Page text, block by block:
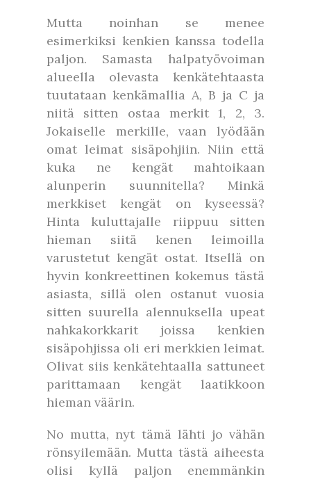
Mutta noinhan se menee
esimerkiksi kenkien kanssa todella
paljon. Samasta halpatyövoiman
alueella olevasta kenkätehtaasta
tuutataan kenkämallia A, B ja C ja
niitä sitten ostaa merkit 1, 2, 3.
Jokaiselle merkille, vaan lyödään
omat leimat sisäpohjiin. Niin että
kuka ne kengät mahtoikaan
alunperin suunnitella? Minkä
merkkiset kengät on kyseessä?
Hinta kuluttajalle riippuu sitten
hieman siitä kenen leimoilla
varustetut kengät ostat. Itsellä on
hyvin konkreettinen kokemus tästä
asiasta, sillä olen ostanut vuosia
sitten suurella alennuksella upeat
nahkakorkkarit joissa kenkien
sisäpohjissa oli eri merkkien leimat.
Olivat siis kenkätehtaalla sattuneet
parittamaan kengät laatikkoon
hieman väärin.
No mutta, nyt tämä lähti jo vähän
rönsyilemään. Mutta tästä aiheesta
olisi kyllä paljon enemmänkin